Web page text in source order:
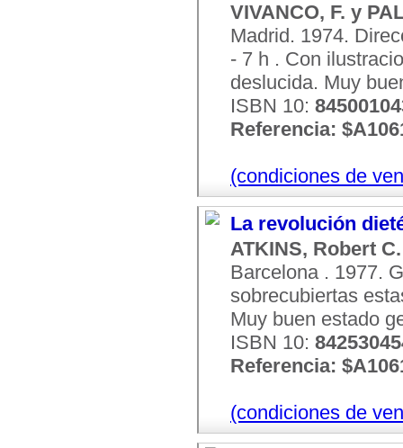
VIVANCO, F. y
Madrid. 1974.
- 7 h . Con
deslucida. Muy
ISBN 10:
Referencia:
(condiciones de
La revolución
ATKINS, Robert
Barcelona . 1977.
sobrecubiertas
Muy buen estado
ISBN 10:
Referencia:
(condiciones de